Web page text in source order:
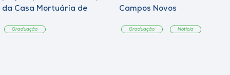
da Casa Mortuária de
Graduação
Campos Novos
Graduação Notícia